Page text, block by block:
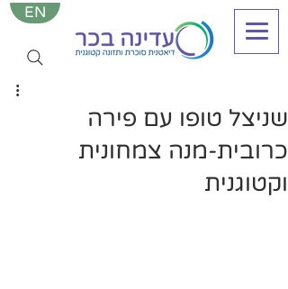
EN
שניצל טופו עם פירה
כרובית-מנה צמחונית
וקטוגנית